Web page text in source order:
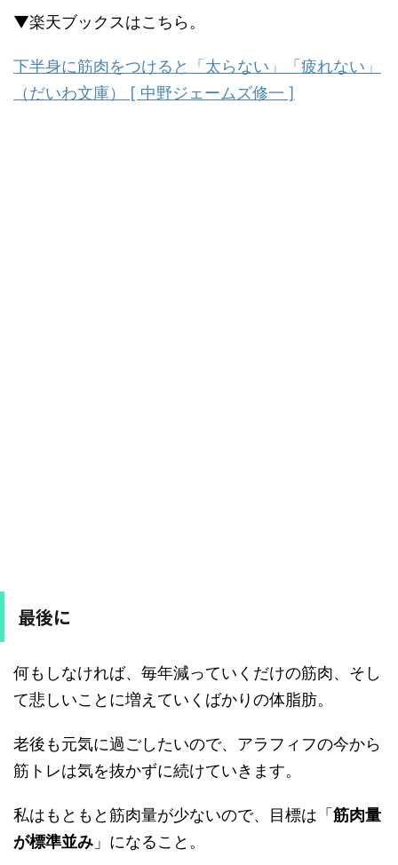
▼楽天ブックスはこちら。
下半身に筋肉をつけると「太らない」「疲れない」
（だいわ文庫） [ 中野ジェームズ修一 ]
最後に
何もしなければ、毎年減っていくだけの筋肉、そし
て悲しいことに増えていくばかりの体脂肪。
老後も元気に過ごしたいので、アラフィフの今から
筋トレは気を抜かずに続けていきます。
私はもともと筋肉量が少ないので、目標は「 筋肉量
が標準並み 」になること。